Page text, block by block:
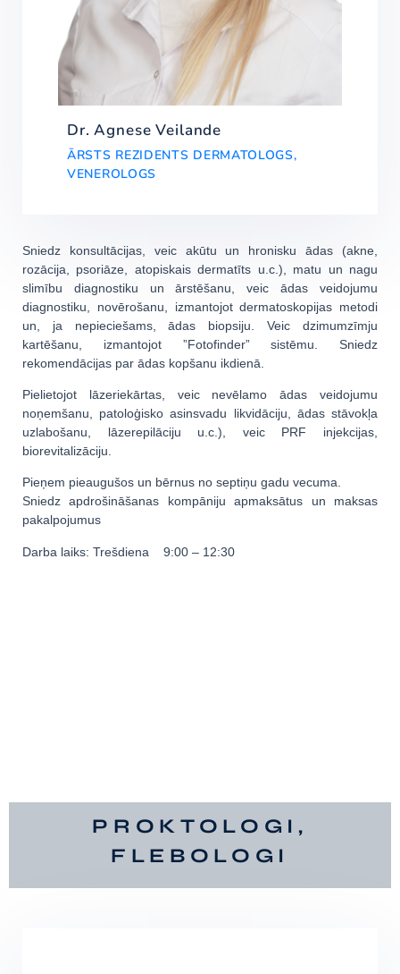
Dr. Agnese Veilande
ĀRSTS REZIDENTS DERMATOLOGS,
VENEROLOGS
Sniedz konsultācijas, veic akūtu un hronisku ādas (akne,
rozācija, psoriāze, atopiskais dermatīts u.c.), matu un nagu
slimību diagnostiku un ārstēšanu, veic ādas veidojumu
diagnostiku, novērošanu, izmantojot dermatoskopijas metodi
un, ja nepieciešams, ādas biopsiju. Veic dzimumzīmju
kartēšanu, izmantojot ”Fotofinder” sistēmu. Sniedz
rekomendācijas par ādas kopšanu ikdienā.
Pielietojot lāzeriekārtas, veic nevēlamo ādas veidojumu
noņemšanu, patoloģisko asinsvadu likvidāciju, ādas stāvokļa
uzlabošanu, lāzerepilāciju u.c.), veic PRF injekcijas,
biorevitalizāciju.
Pieņem pieaugušos un bērnus no septiņu gadu vecuma.
Sniedz apdrošināšanas kompāniju apmaksātus un maksas
pakalpojumus
Darba laiks: Trešdiena 9:00 – 12:30
PROKTOLOGI,
FLEBOLOGI